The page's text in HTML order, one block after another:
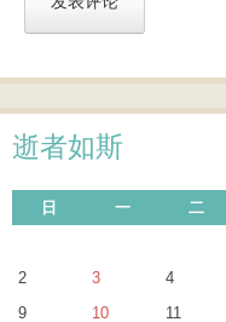
逝者如斯
日
一 二
2
3 4
9
10 11